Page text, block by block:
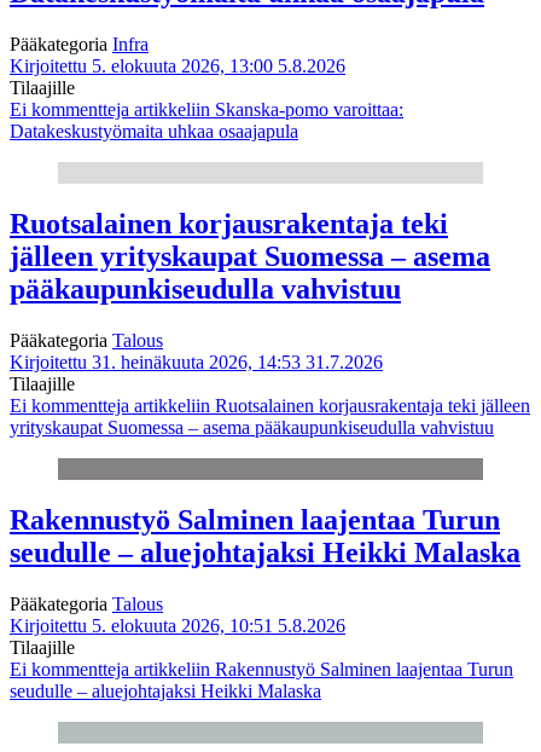
Pääkategoria Infra
Kirjoitettu 5. elokuuta 2026, 13:00 5.8.2026
Tilaajille
Ei kommentteja artikkeliin Skanska-pomo varoittaa:
Datakeskustyömaita uhkaa osaajapula
Ruotsalainen korjausrakentaja teki
jälleen yrityskaupat Suomessa – asema
pääkaupunkiseudulla vahvistuu
Pääkategoria Talous
Kirjoitettu 31. heinäkuuta 2026, 14:53 31.7.2026
Tilaajille
Ei kommentteja artikkeliin Ruotsalainen korjausrakentaja teki jälleen
yrityskaupat Suomessa – asema pääkaupunkiseudulla vahvistuu
Rakennustyö Salminen laajentaa Turun
seudulle – aluejohtajaksi Heikki Malaska
Pääkategoria Talous
Kirjoitettu 5. elokuuta 2026, 10:51 5.8.2026
Tilaajille
Ei kommentteja artikkeliin Rakennustyö Salminen laajentaa Turun
seudulle – aluejohtajaksi Heikki Malaska